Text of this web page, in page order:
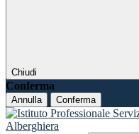
Chiudi
Conferma
Annulla Conferma